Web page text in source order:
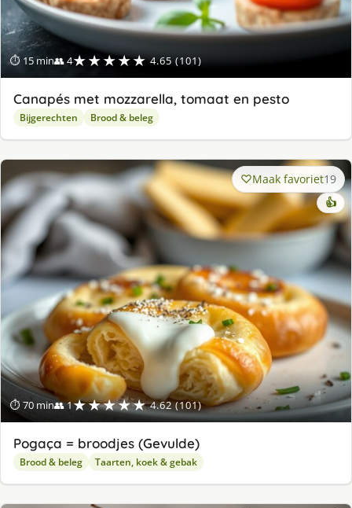
⏱ 15 min👥 4★★★★★ 4.65 (101)
Canapés met mozzarella, tomaat en pesto
Bijgerechten Brood & beleg
⏱ 70 min👥 1★★★★★ 4.62 (101)
Maak favoriet19
👍
Pogaça = broodjes (Gevulde)
Brood & beleg Taarten, koek & gebak